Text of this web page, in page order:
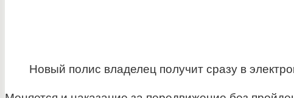
Новый полис владелец получит сразу в